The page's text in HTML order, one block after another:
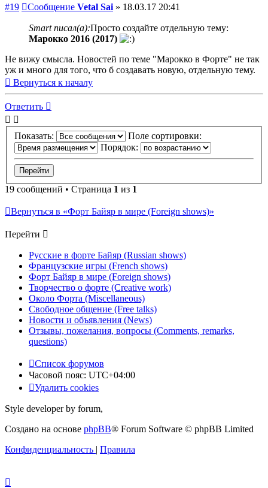
#19 Сообщение Vetal Sai » 18.03.17 20:41
Smart писал(а):Просто создайте отдельную тему:
Марокко 2016 (2017)
Не вижу смысла. Новостей по теме "Марокко в Форте" не так
уж и много для того, что б создавать новую, отдельную тему.
Вернуться к началу
Ответить
Показать:
Поле сортировки:
Порядок:
19 сообщений • Страница 1 из 1
Вернуться в «Форт Байяр в мире (Foreign shows)»
Перейти
Русские в форте Байяр (Russian shows)
Французские игры (French shows)
Форт Байяр в мире (Foreign shows)
Творчество о форте (Creative work)
Около Форта (Miscellaneous)
Свободное общение (Free talks)
Новости и объявления (News)
Отзывы, пожелания, вопросы (Comments, remarks,
questions)
Список форумов
Часовой пояс: UTC+04:00
Удалить cookies
Style developer by forum,
Создано на основе phpBB® Forum Software © phpBB Limited
Конфиденциальность | Правила